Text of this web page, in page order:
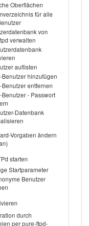
Oberflächen
für alle
von
verwalten
auflisten
Benutzer hinzufügen
Benutzer entfernen
Benutzer - Passwort
Datenbank
Vorgaben ändern
starten
Startparameter
Benutzer
durch
per pure-ftpd-